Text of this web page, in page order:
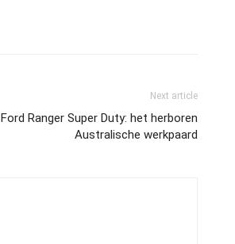
Next article
Ford Ranger Super Duty: het herboren
Australische werkpaard